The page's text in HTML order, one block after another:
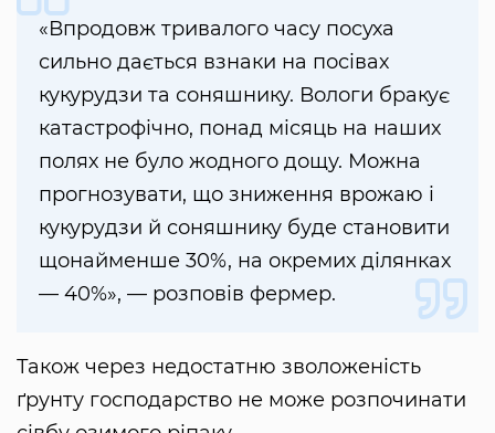
«Впродовж тривалого часу посуха
сильно дається взнаки на посівах
кукурудзи та соняшнику. Вологи бракує
катастрофічно, понад місяць на наших
полях не було жодного дощу. Можна
прогнозувати, що зниження врожаю і
кукурудзи й соняшнику буде становити
щонайменше 30%, на окремих ділянках
— 40%», — розповів фермер.
Також через недостатню зволоженість
ґрунту господарство не може розпочинати